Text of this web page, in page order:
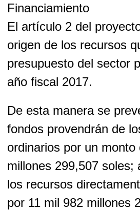
Financiamiento
El artículo 2 del
origen de los recursos
presupuesto del sector
año fiscal 2017.
De esta manera se
fondos provendrán de
ordinarios por un monto
millones 299,507 soles;
los recursos
por 11 mil 982 millones